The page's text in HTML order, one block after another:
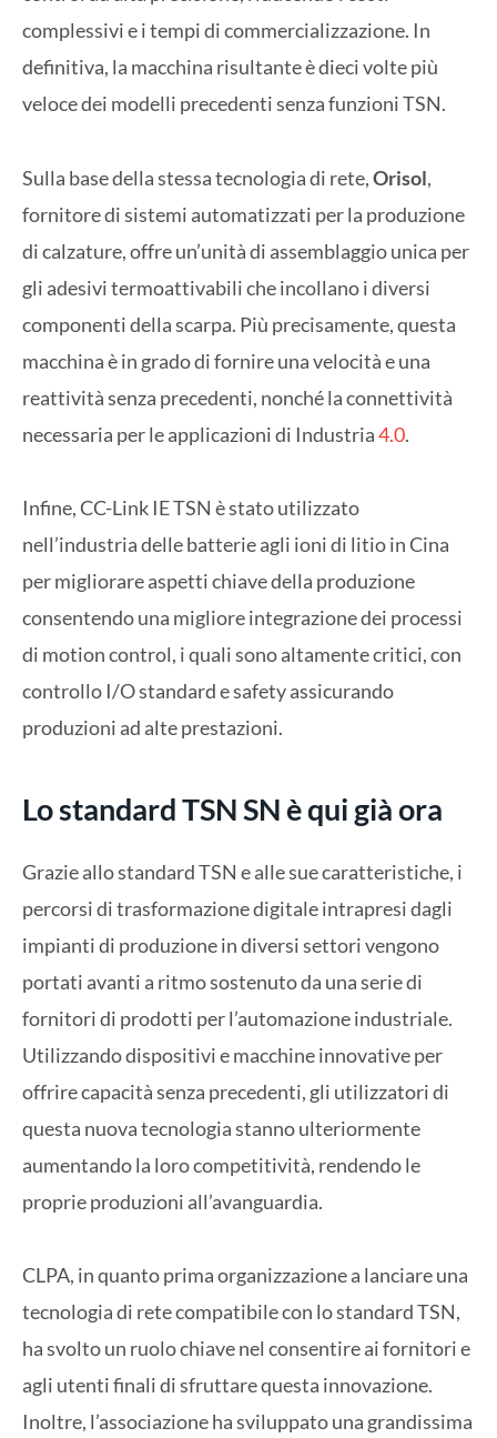
complessivi e i tempi di commercializzazione. In
definitiva, la macchina risultante è dieci volte più
veloce dei modelli precedenti senza funzioni TSN.
Sulla base della stessa tecnologia di rete,Orisol,
fornitore di sistemi automatizzati per la produzione
di calzature, offre un’unità di assemblaggio unica per
gli adesivi termoattivabili che incollano i diversi
componenti della scarpa. Più precisamente, questa
macchina è in grado di fornire una velocità e una
reattività senza precedenti, nonché la connettività
necessaria per le applicazioni di Industria4.0.
Infine, CC-Link IE TSN è stato utilizzato
nell’industria delle batterie agli ioni di litio in Cina
per migliorare aspetti chiave della produzione
consentendo una migliore integrazione dei processi
di motion control, i quali sono altamente critici, con
controllo I/O standard e safety assicurando
produzioni ad alte prestazioni.
Lo standard TSN SN è qui già ora
Grazie allo standard TSN e alle sue caratteristiche, i
percorsi di trasformazione digitale intrapresi dagli
impianti di produzione in diversi settori vengono
portati avanti a ritmo sostenuto da una serie di
fornitori di prodotti per l’automazione industriale.
Utilizzando dispositivi e macchine innovative per
offrire capacità senza precedenti, gli utilizzatori di
questa nuova tecnologia stanno ulteriormente
aumentando la loro competitività, rendendo le
proprie produzioni all’avanguardia.
CLPA, in quanto prima organizzazione a lanciare una
tecnologia di rete compatibile con lo standard TSN,
ha svolto un ruolo chiave nel consentire ai fornitori e
agli utenti finali di sfruttare questa innovazione.
Inoltre, l’associazione ha sviluppato una grandissima